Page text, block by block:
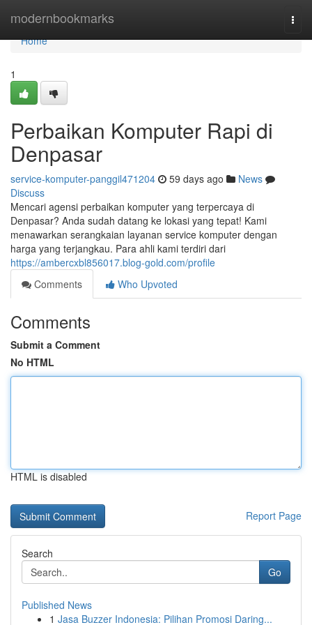
modernbookmarks
Home
Home
1
Perbaikan Komputer Rapi di
Denpasar
service-komputer-panggil471204 59 days ago
News
Discuss
Mencari agensi perbaikan komputer yang terpercaya di
Denpasar? Anda sudah datang ke lokasi yang tepat! Kami
menawarkan serangkaian layanan service komputer dengan
harga yang terjangkau. Para ahli kami terdiri dari
https://ambercxbl856017.blog-gold.com/profile
Comments
Who Upvoted
Comments
Submit a Comment
No HTML
HTML is disabled
Report Page
Search
Go
Published News
1 Jasa Buzzer Indonesia: Pilihan Promosi Daring...